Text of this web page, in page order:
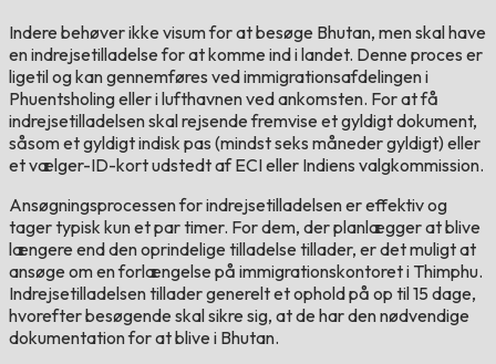
Indere behøver ikke visum for at besøge Bhutan, men skal have
en indrejsetilladelse for at komme ind i landet. Denne proces er
ligetil og kan gennemføres ved immigrationsafdelingen i
Phuentsholing eller i lufthavnen ved ankomsten. For at få
indrejsetilladelsen skal rejsende fremvise et gyldigt dokument,
såsom et gyldigt indisk pas (mindst seks måneder gyldigt) eller
et vælger-ID-kort udstedt af ECI eller Indiens valgkommission.
Ansøgningsprocessen for indrejsetilladelsen er effektiv og
tager typisk kun et par timer. For dem, der planlægger at blive
længere end den oprindelige tilladelse tillader, er det muligt at
ansøge om en forlængelse på immigrationskontoret i Thimphu.
Indrejsetilladelsen tillader generelt et ophold på op til 15 dage,
hvorefter besøgende skal sikre sig, at de har den nødvendige
dokumentation for at blive i Bhutan.